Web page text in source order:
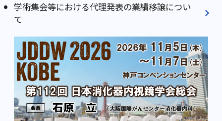
学術集会等における代理発表の業績移譲につい
て